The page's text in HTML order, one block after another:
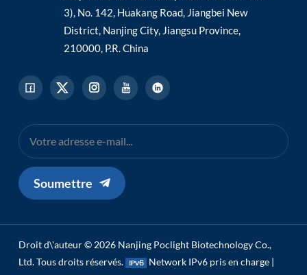
3), No. 142, Huakang Road, Jiangbei New
District, Nanjing City, Jiangsu Province,
210000, P.R. China
Soumettre
Droit d\'auteur © 2026 Nanjing Poclight Biotechnology Co.,
Ltd. Tous droits réservés.
Network IPv6 pris en charge |